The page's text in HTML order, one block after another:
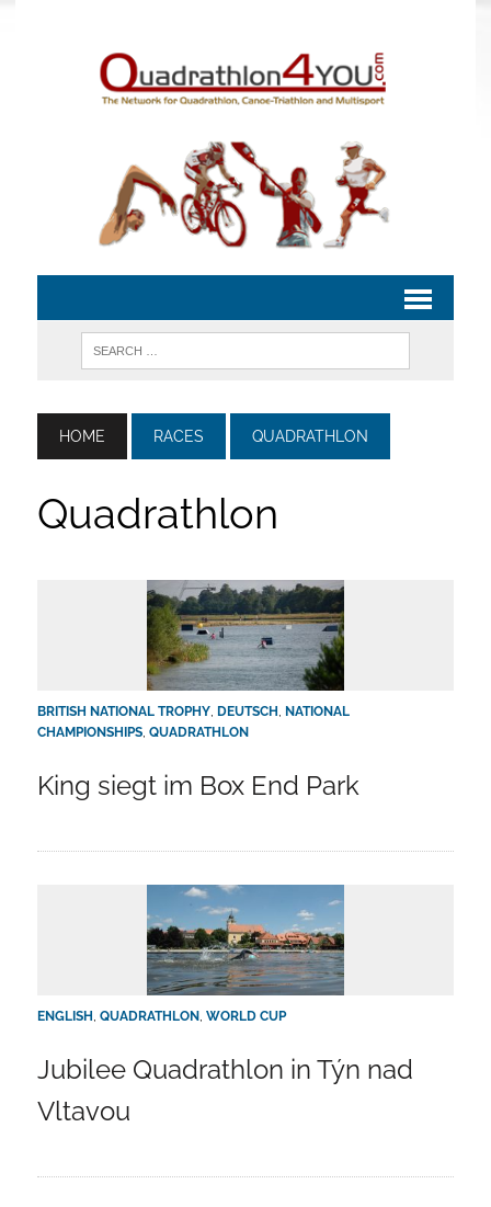
HOME RACES QUADRATHLON
Quadrathlon
BRITISH NATIONAL TROPHY, DEUTSCH , NATIONAL
CHAMPIONSHIPS, QUADRATHLON
King siegt im Box End Park
ENGLISH , QUADRATHLON , WORLD CUP
Jubilee Quadrathlon in Týn nad
Vltavou